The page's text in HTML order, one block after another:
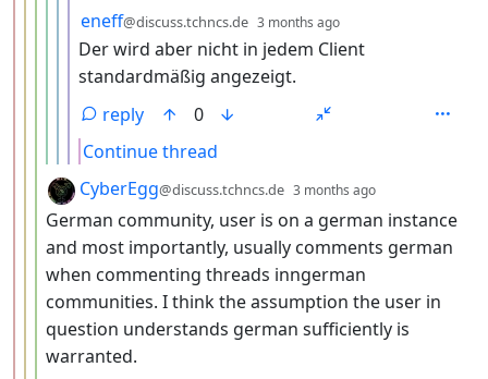
by
eneff@discuss.tchncs.de 3 months ago
Der wird aber nicht in jedem Client
standardmäßig angezeigt.
reply
0
Continue thread
by
CyberEgg@discuss.tchncs.de 3 months ago
German community, user is on a german instance
and most importantly, usually comments german
when commenting threads inngerman
communities. I think the assumption the user in
question understands german sufficiently is
warranted.